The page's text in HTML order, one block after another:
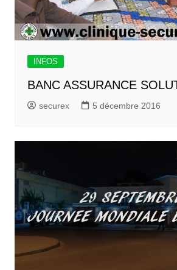
INFOS
BANC ASSURANCE
securex 5 décembre 2016